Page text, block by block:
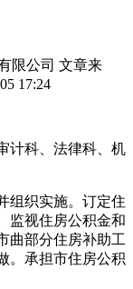
限公司 文章来
17:24
科、法律科、机
织实施。订定住
监视住房公积金和
曲部分住房补助工
。承担市住房公积